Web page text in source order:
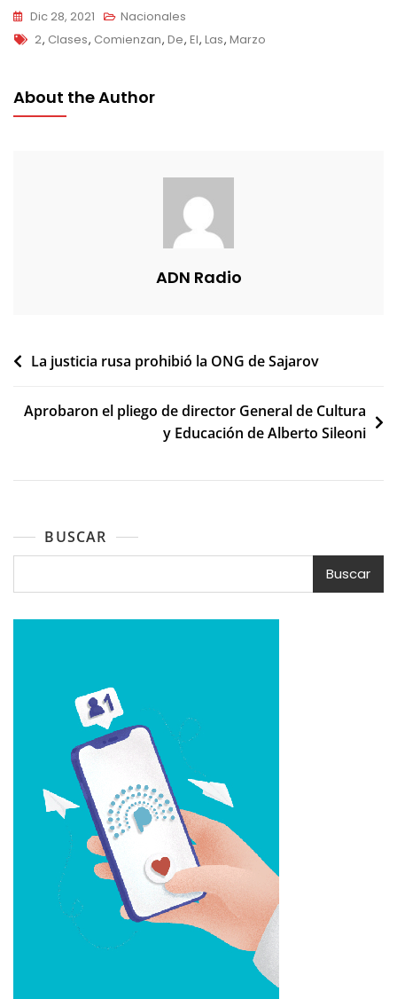
Dic 28, 2021
Nacionales
Tags
2, Clases, Comienzan, De, El, Las, Marzo
About the Author
ADN Radio
Navegación
entradas
La justicia rusa prohibió la ONG de Sajarov
Aprobaron el pliego de director General de Cultura
y Educación de Alberto Sileoni
BUSCAR
Buscar